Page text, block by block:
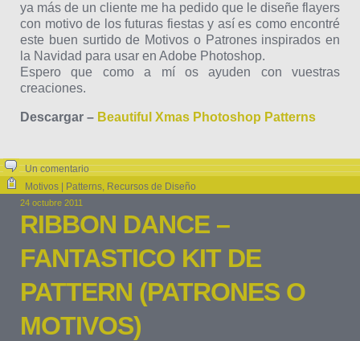
ya más de un cliente me ha pedido que le diseñe flayers
con motivo de los futuras fiestas y así es como encontré
este buen surtido de Motivos o Patrones inspirados en
la Navidad para usar en Adobe Photoshop.
Espero que como a mí os ayuden con vuestras
creaciones.
Descargar – Beautiful Xmas Photoshop Patterns
Un comentario
Motivos | Patterns, Recursos de Diseño
24 octubre 2011
RIBBON DANCE –
FANTASTICO KIT DE
PATTERN (PATRONES O
MOTIVOS)